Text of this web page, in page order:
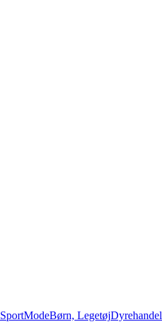
SportModeBørn, LegetøjDyrehandel